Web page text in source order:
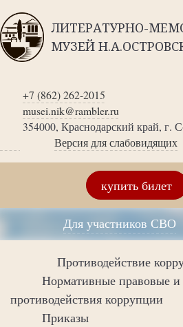
ЛИТЕРАТУРНО-
МУЗЕЙ
+7 (862) 262-2015
musei.nik@rambler.ru
354000, Краснодарский край, г.
Версия для слабовидящих
купить билет
Для участников СВО
Противодействие
Нормативные правовые
противодействия коррупции
Приказы